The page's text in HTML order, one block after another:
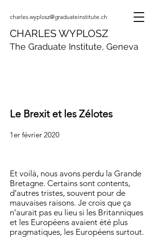
charles.wyplosz@graduateinstitute.ch
CHARLES WYPLOSZ
The Graduate Institute, Geneva
Le Brexit et les Zélotes
1er février 2020
Et voilà, nous avons perdu la Grande
Bretagne. Certains sont contents,
d’autres tristes, souvent pour de
mauvaises raisons. Je crois que ça
n’aurait pas eu lieu si les Britanniques
et les Européens avaient été plus
pragmatiques, les Européens surtout.